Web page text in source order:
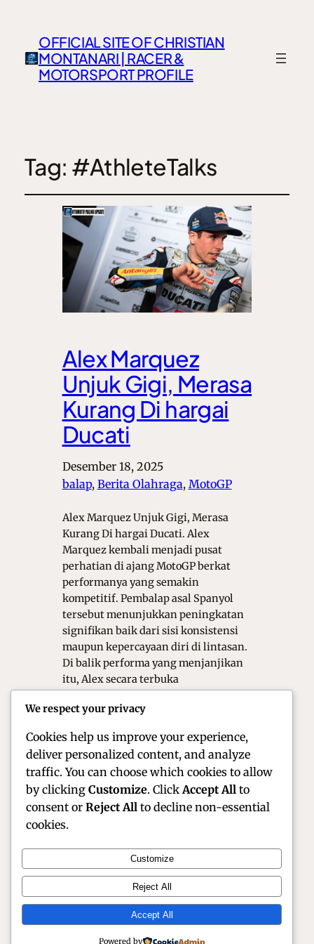
OFFICIAL SITE OF CHRISTIAN
MONTANARI | RACER &
MOTORSPORT PROFILE
Tag: #AthleteTalks
Alex Marquez
Unjuk Gigi, Merasa
Kurang Di hargai
Ducati
Desember 18, 2025
balap, Berita Olahraga, MotoGP
Alex Marquez Unjuk Gigi, Merasa
Kurang Di hargai Ducati. Alex
Marquez kembali menjadi pusat
perhatian di ajang MotoGP berkat
performanya yang semakin
kompetitif. Pembalap asal Spanyol
tersebut menunjukkan peningkatan
signifikan baik dari sisi konsistensi
maupun kepercayaan diri di lintasan.
Di balik performa yang menjanjikan
itu, Alex secara terbuka
dirinya belum sepenuhnya
Official Site of Christian Montanari | Racer &
Motorsport Profile
We respect your privacy
Cookies help us improve your experience,
deliver personalized content, and analyze
traffic. You can choose which cookies to allow
by clicking Customize. Click Accept All to
consent or Reject All to decline non-essential
cookies.
Customize
Reject All
Accept All
Powered by